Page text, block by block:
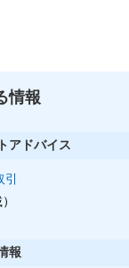
情報
アドバイス
報